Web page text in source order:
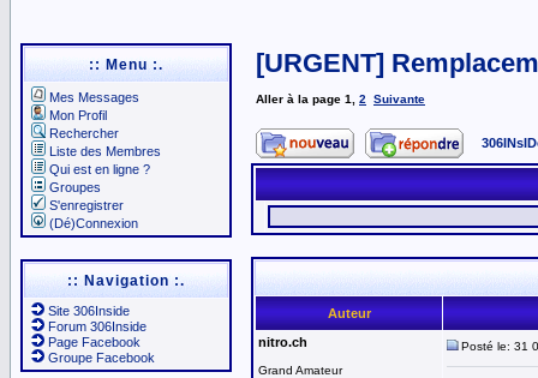
:: Menu :.
Mes Messages
Mon Profil
Rechercher
Liste des Membres
Qui est en ligne ?
Groupes
S'enregistrer
(Dé)Connexion
:: Navigation :.
Site 306Inside
Forum 306Inside
Page Facebook
Groupe Facebook
[URGENT]
Aller à la page 1 2 Suivante
Auteur
nitro.ch
Grand Amateur
Posté le: 31